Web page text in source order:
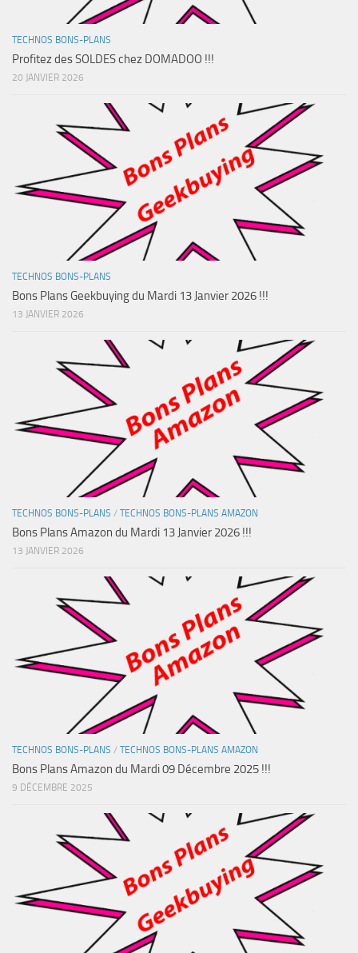
TECHNOS BONS-PLANS
Profitez des SOLDES chez DOMADOO !!!
20 JANVIER 2026
TECHNOS BONS-PLANS
Bons Plans Geekbuying du Mardi 13 Janvier 2026 !!!
13 JANVIER 2026
TECHNOS BONS-PLANS / TECHNOS BONS-PLANS AMAZON
Bons Plans Amazon du Mardi 13 Janvier 2026 !!!
13 JANVIER 2026
TECHNOS BONS-PLANS / TECHNOS BONS-PLANS AMAZON
Bons Plans Amazon du Mardi 09 Décembre 2025 !!!
9 DÉCEMBRE 2025